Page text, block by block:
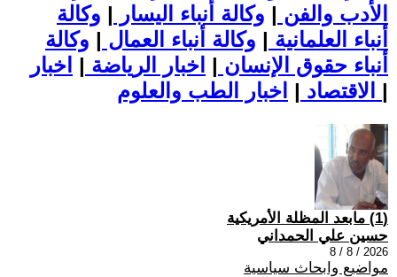
الأدب والفن | وكالة أنباء اليسار | وكالة
أنباء العلمانية | وكالة أنباء العمال | وكالة
أنباء حقوق الإنسان | اخبار الرياضة | اخبار
الاقتصاد | |
(1) مابعد المظلة الأمريكية
حسين علي الحمداني
2026 / 8 / 8
مواضيع وابحاث سياسية